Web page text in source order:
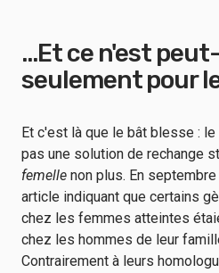
...Et ce n'est
seulement pour
Et c'est là que le bât blesse :
pas une solution de rechange
femelle non plus. En
article indiquant que certains
chez les femmes atteintes
chez les hommes de leur
Contrairement à leurs